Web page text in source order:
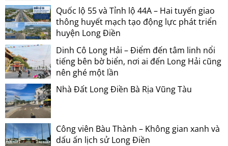
Quốc lộ 55 và Tỉnh lộ 44A – Hai tuyến giao
thông huyết mạch tạo động lực phát triển
huyện Long Điền
Dinh Cô Long Hải – Điểm đến tâm linh nổi
tiếng bên bờ biển, nơi ai đến Long Hải cũng
nên ghé một lần
Nhà Đất Long Điền Bà Rịa Vũng Tàu
Công viên Bàu Thành – Không gian xanh và
dấu ấn lịch sử Long Điền